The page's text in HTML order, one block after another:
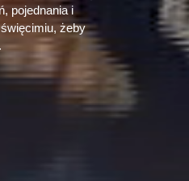
pojednania i
żeby